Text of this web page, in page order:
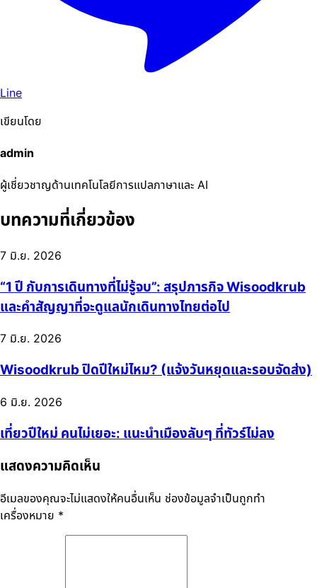
Line
เขียนโดย
admin
ผู้เชี่ยวชาญด้านเทคโนโลยีการแปลภาษาและ AI
บทความที่เกี่ยวข้อง
7 มิ.ย. 2026
“1 ปี กับการเดินทางที่ไม่รู้จบ”: สรุปภารกิจ Wisoodkrub
และคำสัญญาที่จะดูแลนักเดินทางไทยต่อไป
7 มิ.ย. 2026
Wisoodkrub ปิดปีใหม่ไหม? (แจ้งวันหยุดและรอบจัดส่ง)
6 มิ.ย. 2026
เที่ยวปีใหม่ คนไม่เยอะ: แนะนำเมืองลับๆ ที่ทัวร์ไม่ลง
แสดงความคิดเห็น
อีเมลของคุณจะไม่แสดงให้คนอื่นเห็น ช่องข้อมูลจำเป็นถูกทำ
เครื่องหมาย *